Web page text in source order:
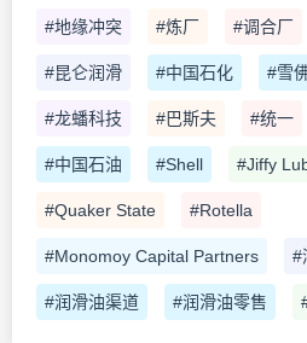
#地缘冲突 #炼厂 #调合厂
#昆仑润滑 #中国石化 #雪
#龙蟠科技 #巴斯夫 #统一
#中国石油 #Shell #Jiffy
#Quaker State #Rotella
#Monomoy Capital Partners #
#润滑油渠道 #润滑油零售